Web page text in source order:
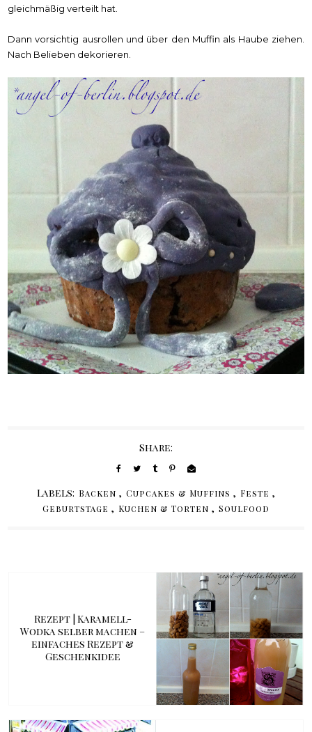
gleichmäßig verteilt hat.
Dann vorsichtig ausrollen und über den Muffin als Haube ziehen.
Nach Belieben dekorieren.
Share:
Labels: Backen , Cupcakes & Muffins , Feste ,
Geburtstage , Kuchen & Torten , Soulfood
Rezept | Karamell-
Wodka selber machen –
einfaches Rezept &
Geschenkidee